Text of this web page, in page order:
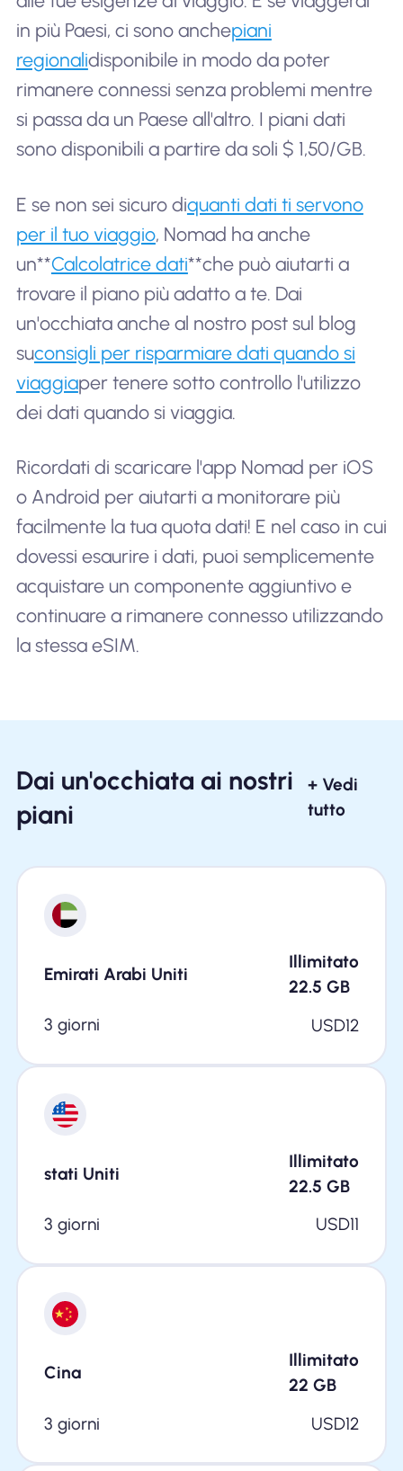
in più Paesi, ci sono anchepiani
regionalidisponibile in modo da poter
rimanere connessi senza problemi mentre
si passa da un Paese all'altro. I piani dati
sono disponibili a partire da soli $ 1,50/GB.
E se non sei sicuro diquanti dati ti servono
per il tuo viaggio, Nomad ha anche
un**Calcolatrice dati**che può aiutarti a
trovare il piano più adatto a te. Dai
un'occhiata anche al nostro post sul blog
suconsigli per risparmiare dati quando si
viaggiaper tenere sotto controllo l'utilizzo
dei dati quando si viaggia.
Ricordati di scaricare l'app Nomad per iOS
o Android per aiutarti a monitorare più
facilmente la tua quota dati! E nel caso in cui
dovessi esaurire i dati, puoi semplicemente
acquistare un componente aggiuntivo e
continuare a rimanere connesso utilizzando
la stessa eSIM.
Dai un'occhiata ai nostri
piani
+ Vedi
tutto
Emirati Arabi Uniti
Illimitato
22.5 GB
3 giorni
USD12
stati Uniti
Illimitato
22.5 GB
3 giorni
USD11
Cina
Illimitato
22 GB
3 giorni
USD12